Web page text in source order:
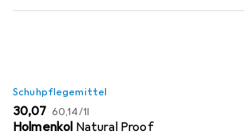
Schuhpflegemittel
EUR
30,07 EUR
60,14/1l
Holmenkol Natural Proof